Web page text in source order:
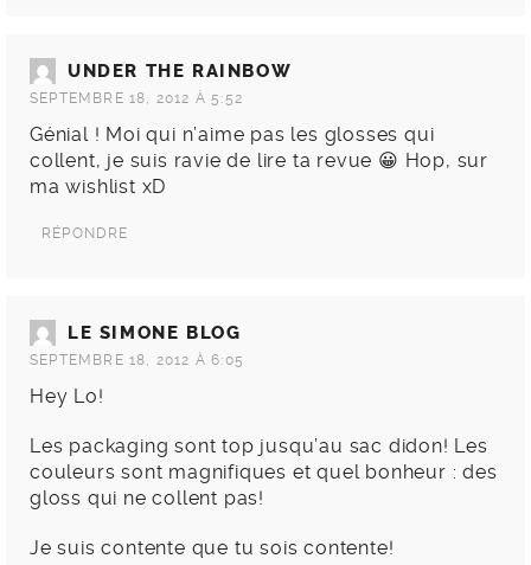
UNDER THE RAINBOW
SEPTEMBRE 18, 2012 À 5:52
Génial ! Moi qui n’aime pas les glosses qui
collent, je suis ravie de lire ta revue 😀 Hop, sur
ma wishlist xD
RÉPONDRE
LE SIMONE BLOG
SEPTEMBRE 18, 2012 À 6:05
Hey Lo!
Les packaging sont top jusqu’au sac didon! Les
couleurs sont magnifiques et quel bonheur : des
gloss qui ne collent pas!
Je suis contente que tu sois contente!